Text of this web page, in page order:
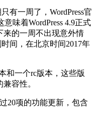
有一周了，WordPress官
意味着WordPress 4.9正式
来的一周不出现意外情
间，在北京时间2017年
和一个rc版本，这些版
容性。
20项的功能更新，包含